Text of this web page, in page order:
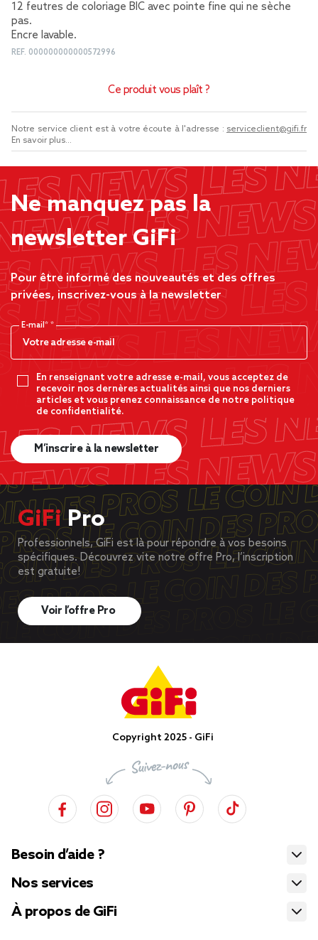
12 feutres de coloriage BIC avec pointe fine qui ne sèche
pas.
Encre lavable.
REF. 000000000000572996
Ce produit vous plaît ?
Notre service client est à votre écoute à l'adresse : serviceclient@gifi.fr
En savoir plus...
Ne manquez pas la
newsletter GiFi
Pour être informé des nouveautés et des offres
privées, inscrivez-vous à la newsletter
E-mail*
En renseignant votre adresse e-mail, vous acceptez de
recevoir nos dernères actualités ainsi que nos derniers
articles et vous prenez connaissance de notre politique
de confidentialité.
M’inscrire à la newsletter
GiFiPro
Professionnels, GiFi est là pour répondre à vos besoins
spécifiques. Découvrez vite notre offre Pro, l’inscription
est gratuite!
Voir l’offre Pro
Copyright 2025 - GiFi
Besoin d’aide ?
Nos services
À propos de GiFi